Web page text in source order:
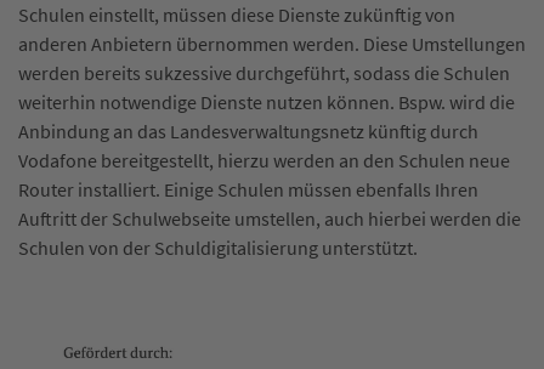
Schulen einstellt, müssen diese Dienste zukünftig von
anderen Anbietern übernommen werden. Diese Umstellungen
werden bereits sukzessive durchgeführt, sodass die Schulen
weiterhin notwendige Dienste nutzen können. Bspw. wird die
Anbindung an das Landesverwaltungsnetz künftig durch
Vodafone bereitgestellt, hierzu werden an den Schulen neue
Router installiert. Einige Schulen müssen ebenfalls Ihren
Auftritt der Schulwebseite umstellen, auch hierbei werden die
Schulen von der Schuldigitalisierung unterstützt.